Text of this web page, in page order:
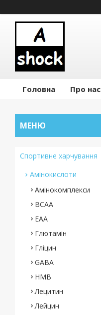
Головна Про нас
Спортивне харчування
Амінокислоти
Амінокомплекси
BCAA
ЕАА
Глютамін
Гліцин
GABA
HMB
Лецитин
Лейцин